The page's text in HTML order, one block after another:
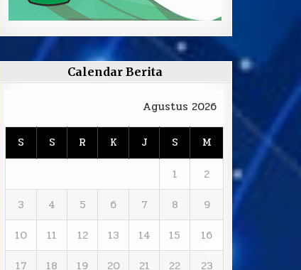
Calendar Berita
Agustus 2026
S S R K J S
M
1
2
3
4 5 6 7 8
9
10
11 12 13 14 15
16
17
18 19 20 21 22
23